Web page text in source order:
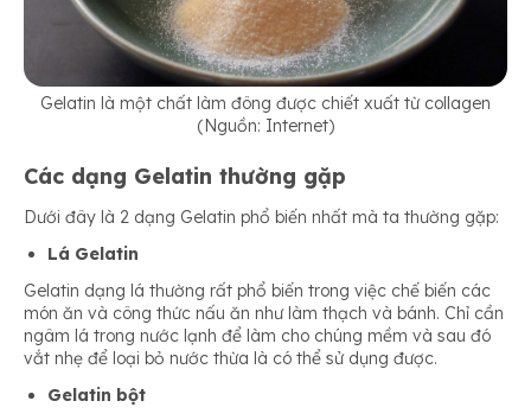
Gelatin là một chất làm đông được chiết xuất từ collagen
(Nguồn: Internet)
Các dạng Gelatin thường gặp
Dưới đây là 2 dạng Gelatin phổ biến nhất mà ta thường gặp:
Lá Gelatin
Gelatin dạng lá thường rất phổ biến trong việc chế biến các
món ăn và công thức nấu ăn như làm thạch và bánh. Chỉ cần
ngâm lá trong nước lạnh để làm cho chúng mềm và sau đó
vắt nhẹ để loại bỏ nước thừa là có thể sử dụng được.
Gelatin bột